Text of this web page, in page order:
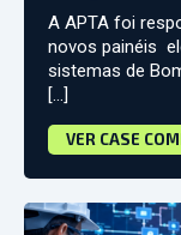
A APTA foi
novos painéis
sistemas de
[…]
VER CASE